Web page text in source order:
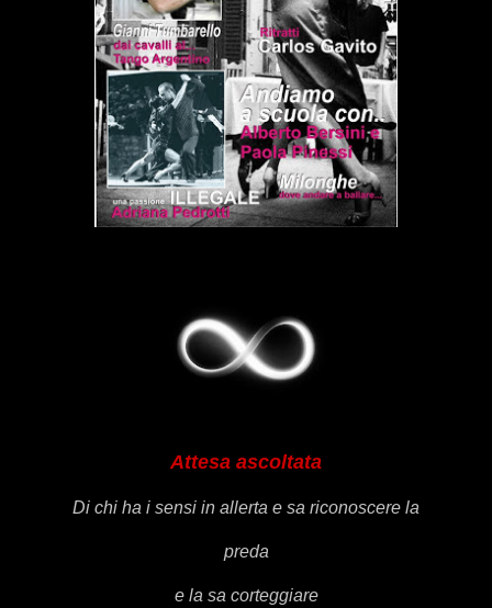
Attesa ascoltata
Di chi ha i sensi in allerta e sa riconoscere la
preda
e la sa corteggiare